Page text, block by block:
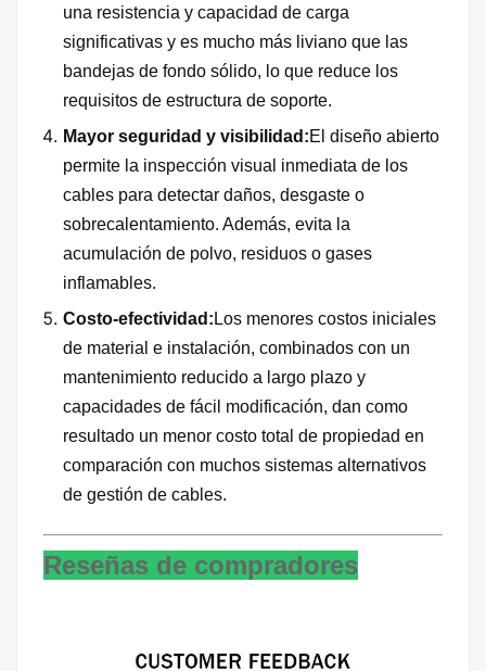
una resistencia y capacidad de carga
significativas y es mucho más liviano que las
bandejas de fondo sólido, lo que reduce los
requisitos de estructura de soporte.
Mayor seguridad y visibilidad:El diseño abierto
permite la inspección visual inmediata de los
cables para detectar daños, desgaste o
sobrecalentamiento. Además, evita la
acumulación de polvo, residuos o gases
inflamables.
Costo-efectividad: Los menores costos iniciales
de material e instalación, combinados con un
mantenimiento reducido a largo plazo y
capacidades de fácil modificación, dan como
resultado un menor costo total de propiedad en
comparación con muchos sistemas alternativos
de gestión de cables.
Reseñas de compradores